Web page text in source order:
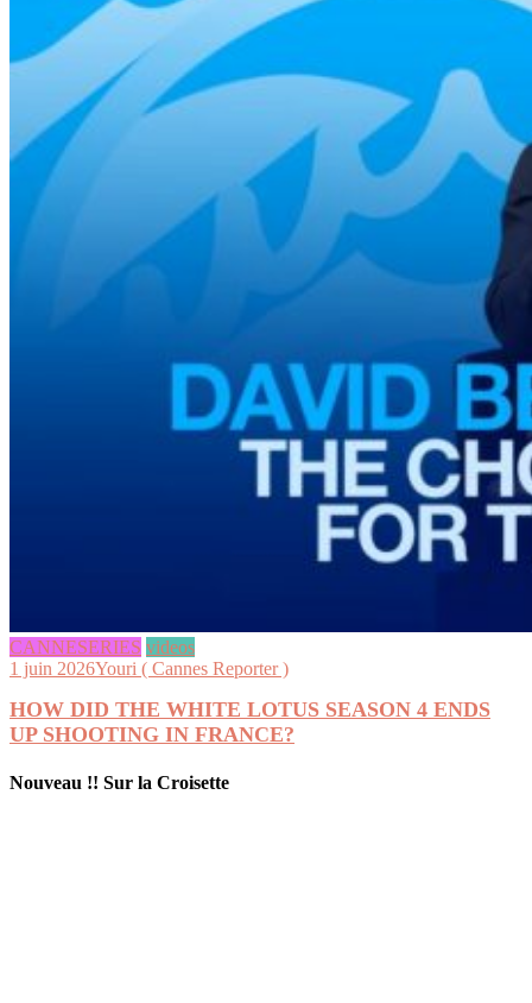
CANNESERIES videos
1 juin 2026Youri ( Cannes Reporter )
HOW DID THE WHITE LOTUS SEASON 4 ENDS
UP SHOOTING IN FRANCE?
Nouveau !! Sur la Croisette